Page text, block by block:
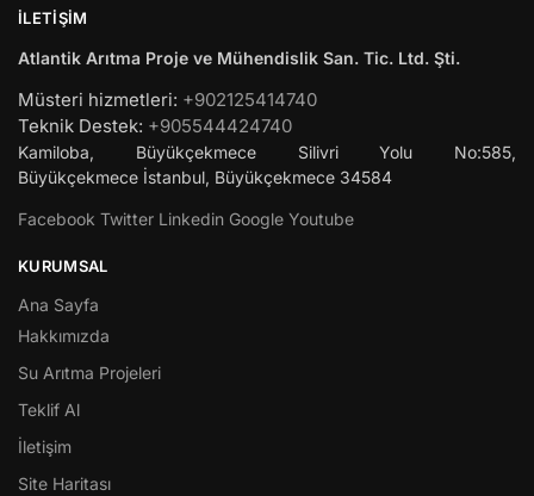
İLETIŞIM
Atlantik Arıtma Proje ve Mühendislik San. Tic. Ltd. Şti.
Müsteri hizmetleri: +902125414740
Teknik Destek: +905544424740
Kamiloba, Büyükçekmece Silivri Yolu No:585,
Büyükçekmece İstanbul, Büyükçekmece 34584
Facebook Twitter Linkedin Google Youtube
KURUMSAL
Ana Sayfa
Hakkımızda
Su Arıtma Projeleri
Teklif Al
İletişim
Site Haritası